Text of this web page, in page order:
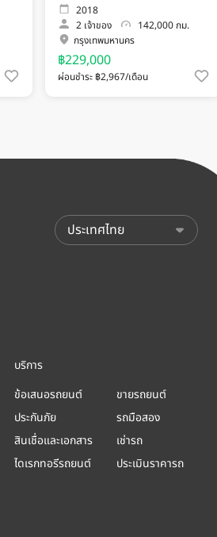
2018
2 เจ้าของ
142,000 กม.
กรุงเทพมหานคร
฿229,000
ผ่อนชำระ ฿2,967/เดือน
บริการ
ข้อเสนอรถยนต์
ประกันภัย
สินเชื่อและเอกสาร
ไดเรกทอรีรถยนต์
ขายรถยนต์
รถมือสอง
เช่ารถ
ประเมินราคารถ